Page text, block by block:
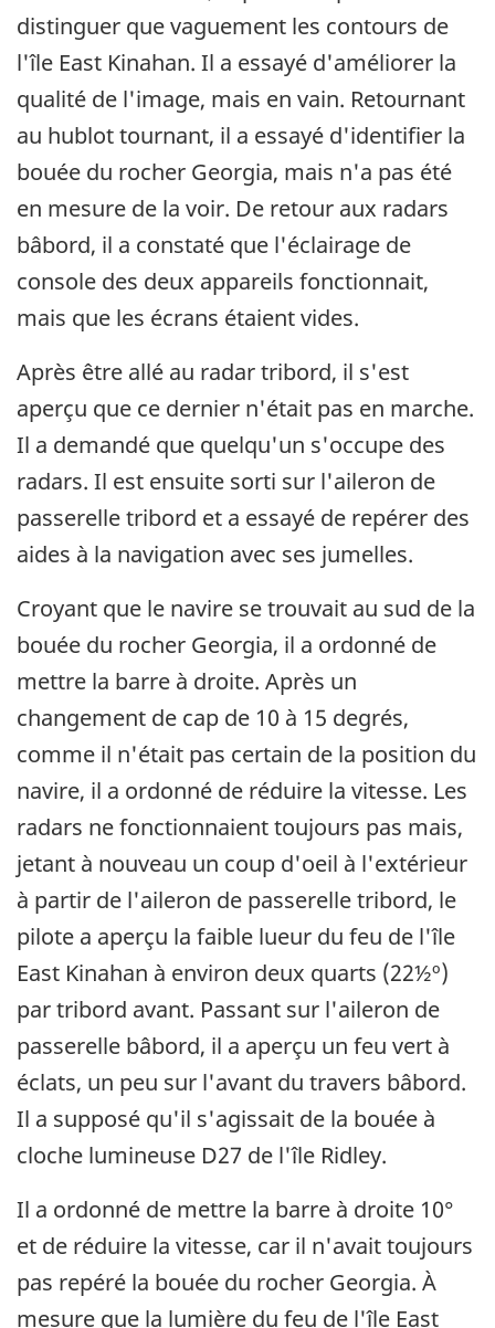
distinguer que vaguement les contours de
l'île East Kinahan. Il a essayé d'améliorer la
qualité de l'image, mais en vain. Retournant
au hublot tournant, il a essayé d'identifier la
bouée du rocher Georgia, mais n'a pas été
en mesure de la voir. De retour aux radars
bâbord, il a constaté que l'éclairage de
console des deux appareils fonctionnait,
mais que les écrans étaient vides.
Après être allé au radar tribord, il s'est
aperçu que ce dernier n'était pas en marche.
Il a demandé que quelqu'un s'occupe des
radars. Il est ensuite sorti sur l'aileron de
passerelle tribord et a essayé de repérer des
aides à la navigation avec ses jumelles.
Croyant que le navire se trouvait au sud de la
bouée du rocher Georgia, il a ordonné de
mettre la barre à droite. Après un
changement de cap de 10 à 15 degrés,
comme il n'était pas certain de la position du
navire, il a ordonné de réduire la vitesse. Les
radars ne fonctionnaient toujours pas mais,
jetant à nouveau un coup d'oeil à l'extérieur
à partir de l'aileron de passerelle tribord, le
pilote a aperçu la faible lueur du feu de l'île
East Kinahan à environ deux quarts (22½º)
par tribord avant. Passant sur l'aileron de
passerelle bâbord, il a aperçu un feu vert à
éclats, un peu sur l'avant du travers bâbord.
Il a supposé qu'il s'agissait de la bouée à
cloche lumineuse D27 de l'île Ridley.
Il a ordonné de mettre la barre à droite 10°
et de réduire la vitesse, car il n'avait toujours
pas repéré la bouée du rocher Georgia. À
mesure que la lumière du feu de l'île East